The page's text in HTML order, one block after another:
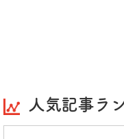
人気記事ラ